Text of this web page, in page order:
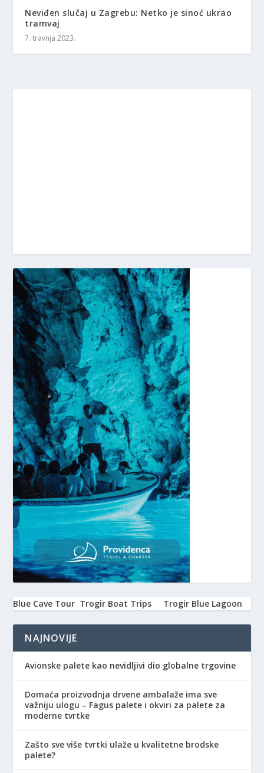
Neviđen slučaj u Zagrebu: Netko je sinoć ukrao
tramvaj
7. travnja 2023.
Blue Cave Tour Trogir Boat Trips Trogir Blue Lagoon
NAJNOVIJE
Avionske palete kao nevidljivi dio globalne trgovine
Domaća proizvodnja drvene ambalaže ima sve
važniju ulogu – Fagus palete i okviri za palete za
moderne tvrtke
Zašto sve više tvrtki ulaže u kvalitetne brodske
palete?